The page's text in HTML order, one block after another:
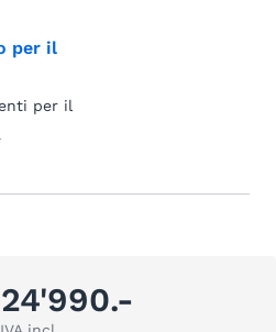
per il
per il